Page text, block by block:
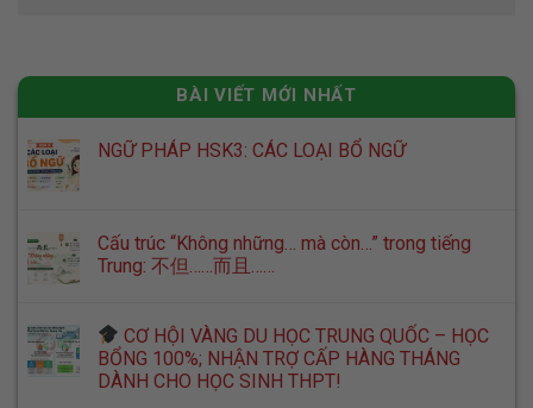
BÀI VIẾT MỚI NHẤT
NGỮ PHÁP HSK3: CÁC LOẠI BỔ NGỮ
Cấu trúc “Không những… mà còn…” trong tiếng
Trung: 不但……而且……
CƠ HỘI VÀNG DU HỌC TRUNG QUỐC – HỌC
BỔNG 100%; NHẬN TRỢ CẤP HÀNG THÁNG
DÀNH CHO HỌC SINH THPT!